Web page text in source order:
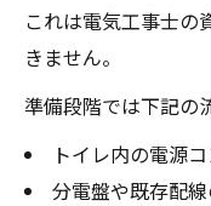
これは電気工事士の
きません。
準備段階では下記の
トイレ内の電源
分電盤や既存配